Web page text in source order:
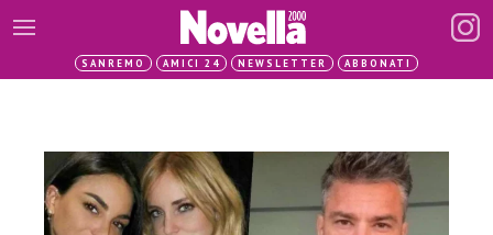
SANREMO AMICI 24 NEWSLETTER ABBONATI